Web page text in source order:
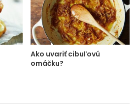
Ako uvariť cibuľovú
omáčku?